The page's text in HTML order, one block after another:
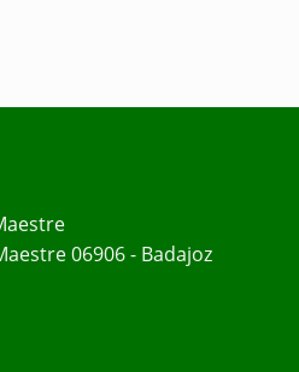
06906 - Badajoz